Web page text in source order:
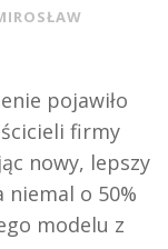
pojawiło
firmy
nowy, lepszy
niemal o 50%
modelu z